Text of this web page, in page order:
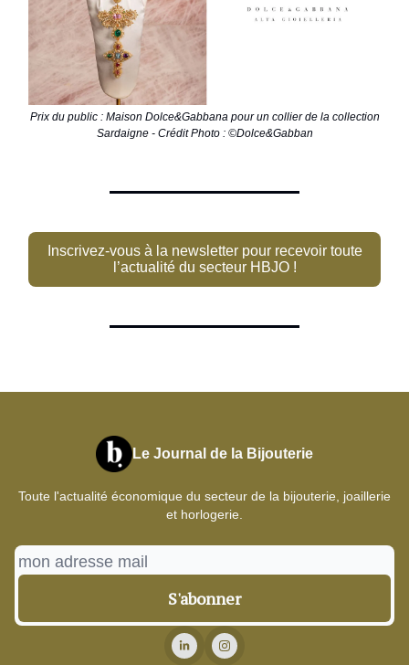
Prix du public : Maison Dolce&Gabbana pour un collier de la collection
Sardaigne - Crédit Photo : ©Dolce&Gabban
Inscrivez-vous à la newsletter pour recevoir toute
l’actualité du secteur HBJO !
Le Journal de la Bijouterie
Toute l'actualité économique du secteur de la bijouterie, joaillerie
et horlogerie.